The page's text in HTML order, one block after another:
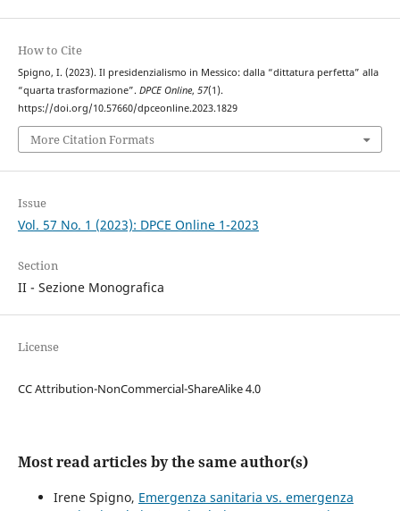
How to Cite
Spigno, I. (2023). Il presidenzialismo in Messico: dalla “dittatura perfetta” alla
“quarta trasformazione”. DPCE Online, 57(1).
https://doi.org/10.57660/dpceonline.2023.1829
More Citation Formats
Issue
Vol. 57 No. 1 (2023): DPCE Online 1-2023
Section
II - Sezione Monografica
License
CC Attribution-NonCommercial-ShareAlike 4.0
Most read articles by the same author(s)
Irene Spigno, Emergenza sanitaria vs. emergenza